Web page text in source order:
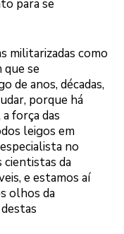
para se
militarizadas como
que se
de anos, décadas,
porque há
força das
leigos em
no
cientistas da
e estamos aí
olhos da